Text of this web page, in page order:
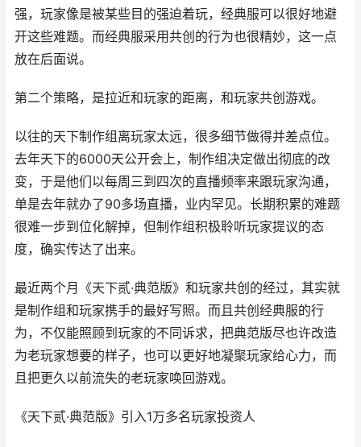
强，玩家像是被某些目的强迫着玩，经典服可以很好地避
开这些难题。而经典服采用共创的行为也很精妙，这一点
放在后面说。
第二个策略，是拉近和玩家的距离，和玩家共创游戏。
以往的天下制作组离玩家太远，很多细节做得并差点位。
去年天下的6000天公开会上，制作组决定做出彻底的改
变，于是他们以每周三到四次的直播频率来跟玩家沟通，
单是去年就办了90多场直播，业内罕见。长期积累的难题
很难一步到位化解掉，但制作组积极聆听玩家提议的态
度，确实传达了出来。
最近两个月《天下贰·典范版》和玩家共创的经过，其实就
是制作组和玩家携手的最好写照。而且共创经典服的行
为，不仅能照顾到玩家的不同诉求，把典范版尽也许改造
为老玩家想要的样子，也可以更好地凝聚玩家给心力，而
且把更久以前流失的老玩家唤回游戏。
《天下贰·典范版》引入1万多名玩家投资人